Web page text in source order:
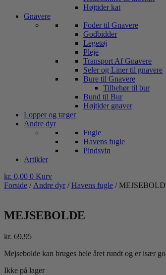
Højtider kat
Gnavere
Foder til Gnavere
Godbidder
Legetøj
Pleje
Transport Af Gnavere
Seler og Liner til gnavere
Bure til Gnavere
Tilbehør til bur
Bund til Bur
Højtider gnaver
Lopper og tæger
Andre dyr
Fugle
Havens fugle
Pindsvin
Artikler
kr. 0,00 0 Kurv
Forside / Andre dyr /Havens fugle /
MEJSEBOLDE
kr. 69,95
Mejsebolde kan bruges hele året rundt og er især
Ikke på lager